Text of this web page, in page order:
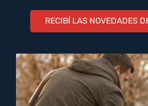
RECIBÍ LAS NOVEDADES